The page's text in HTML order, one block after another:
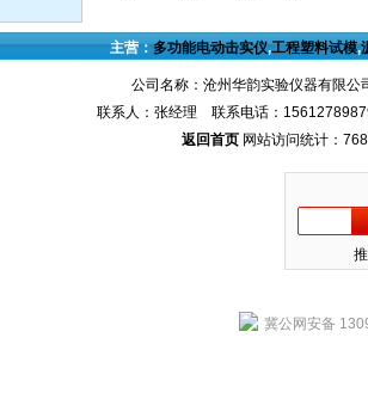
主营：多功能电动击实仪,工程塑料试模,
公司名称：沧州华韵实验仪器有限
联系人：张经理 联系电话：
返回首页 网站访问统计：
冀公网安备